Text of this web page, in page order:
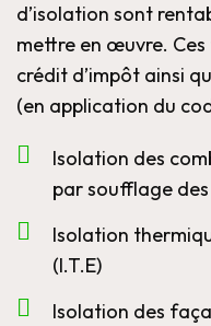
d’isolation sont
mettre en œuvre.
crédit d’impôt ainsi
(en application du
Isolation des
par soufflage
Isolation
(I.T.E)
Isolation des